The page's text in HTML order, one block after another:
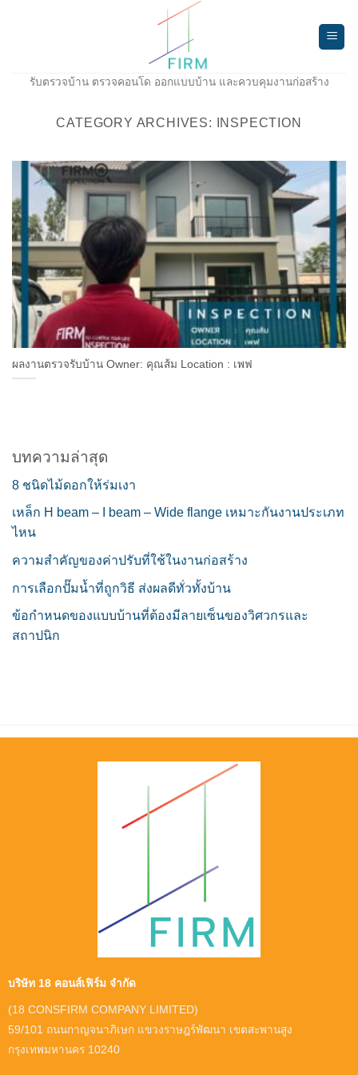
รับตรวจบ้าน ตรวจคอนโด ออกแบบบ้าน และควบคุมงานก่อสร้าง
CATEGORY ARCHIVES: INSPECTION
ผลงานตรวจรับบ้าน Owner: คุณส้ม Location : เพฟ
บทความล่าสุด
8 ชนิดไม้ดอกให้ร่มเงา
เหล็ก H beam – I beam – Wide flange เหมาะกันงานประเภท
ไหน
ความสำคัญของค่าปรับที่ใช้ในงานก่อสร้าง
การเลือกปั๊มน้ำที่ถูกวิธี ส่งผลดีทั่วทั้งบ้าน
ข้อกำหนดของแบบบ้านที่ต้องมีลายเซ็นของวิศวกรและ
สถาปนิก
บริษัท 18 คอนส์เฟิร์ม จำกัด
(18 CONSFIRM COMPANY LIMITED)
59/101 ถนนกาญจนาภิเษก แขวงราษฎร์พัฒนา เขตสะพานสูง
กรุงเทพมหานคร 10240